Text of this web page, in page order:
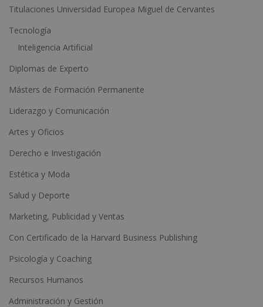
e
Titulaciones Universidad Europea Miguel de Cervantes
Tecnología
Inteligencia Artificial
Diplomas de Experto
Másters de Formación Permanente
Liderazgo y Comunicación
Artes y Oficios
Derecho e Investigación
Estética y Moda
Salud y Deporte
Marketing, Publicidad y Ventas
Con Certificado de la Harvard Business Publishing
Psicología y Coaching
Recursos Humanos
Administración y Gestión